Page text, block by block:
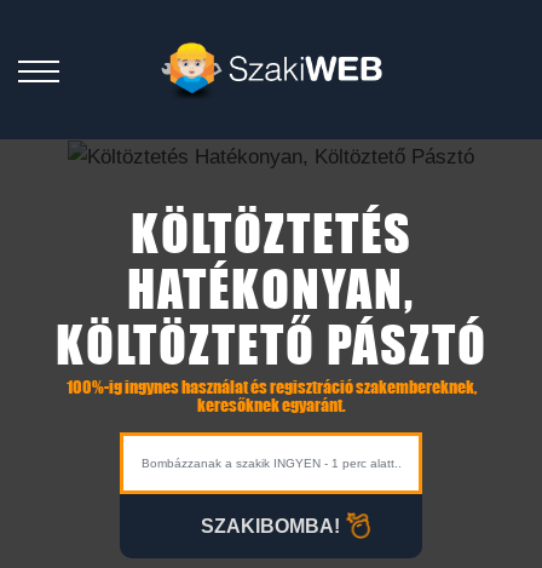
KÖLTÖZTETÉS
HATÉKONYAN,
KÖLTÖZTETŐ PÁSZTÓ
100%-ig ingynes használat és regisztráció szakembereknek,
keresőknek egyaránt.
SZAKIBOMBA!